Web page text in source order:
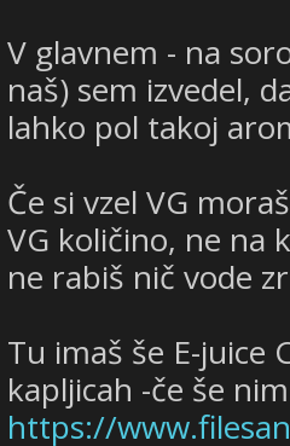
V glavnem - na
naš) sem izvedel,
lahko pol takoj
Če si vzel VG
VG količino, ne na
ne rabiš nič vode
Tu imaš še E-juice
kapljicah -če še
https://